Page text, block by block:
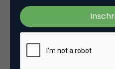
agency trading, PR &
Sanoma
) is blij dat er
– is over hoe lang een